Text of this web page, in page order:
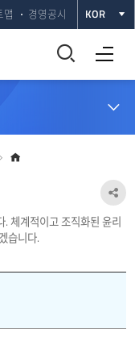
맵 경영공시 KOR
통
합
열
전체메뉴 열기
홈
체계적이고 조직화된 윤리
습니다.
공
유
기
기